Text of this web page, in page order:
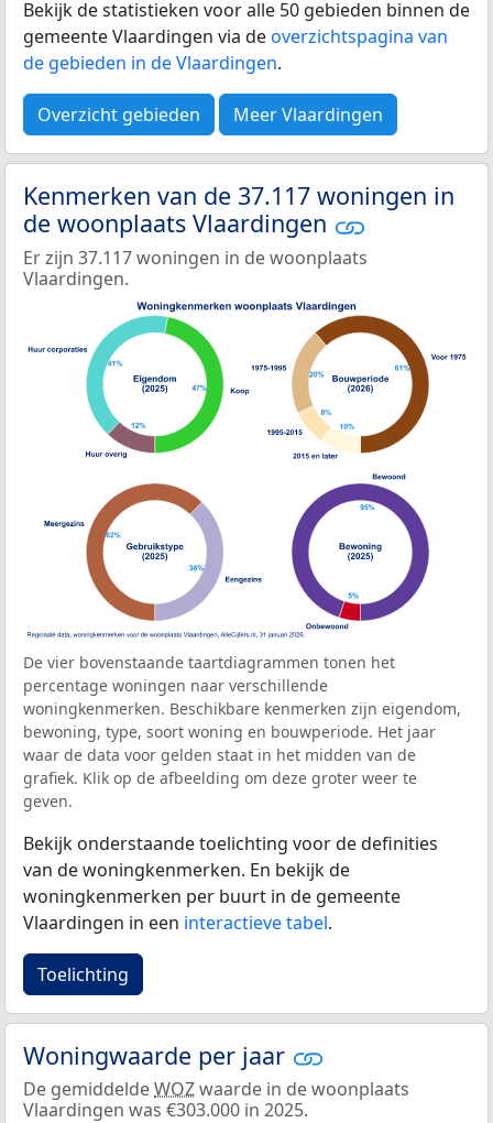
Bekijk de statistieken voor alle 50 gebieden binnen de
gemeente Vlaardingen via deoverzichtspagina van
de gebieden in de Vlaardingen.
Overzicht gebieden Meer Vlaardingen
Kenmerken van de 37.117 woningen in
de woonplaats Vlaardingen
Er zijn 37.117 woningen in de woonplaats
Vlaardingen.
De vier bovenstaande taartdiagrammen tonen het
percentage woningen naar verschillende
woningkenmerken. Beschikbare kenmerken zijn eigendom,
bewoning, type, soort woning en bouwperiode. Het jaar
waar de data voor gelden staat in het midden van de
grafiek. Klik op de afbeelding om deze groter weer te
geven.
Bekijk onderstaande toelichting voor de definities
van de woningkenmerken. En bekijk de
woningkenmerken per buurt in de gemeente
Vlaardingen in een interactieve tabel.
Toelichting
Woningwaarde per jaar
De gemiddeldeWOZwaarde in de woonplaats
Vlaardingen was €303.000 in 2025.